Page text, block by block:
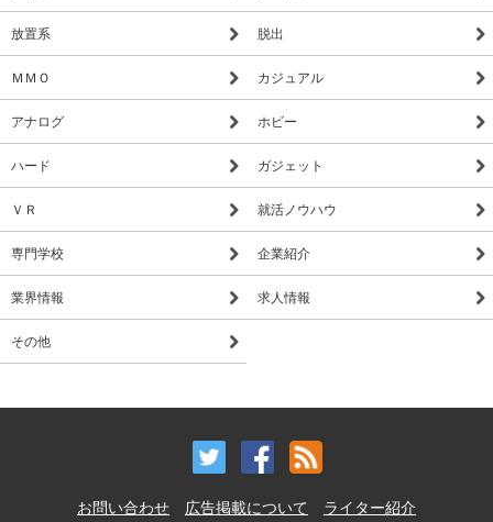
放置系 脱出
ＭＭＯ カジュアル
アナログ ホビー
ハード ガジェット
ＶＲ 就活ノウハウ
専門学校 企業紹介
業界情報 求人情報
その他
お問い合わせ 広告掲載について
ライター紹介